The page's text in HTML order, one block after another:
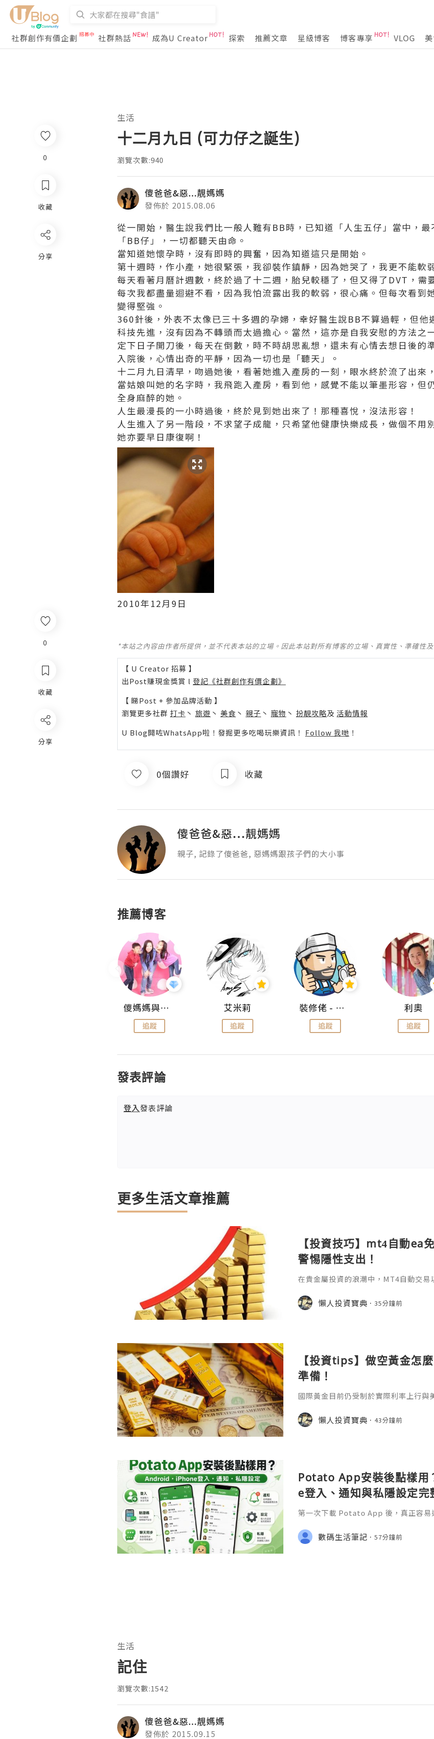
社群創作有價企劃 社群熱話 成為U Creator 探索 推薦文章 星級博客 博客專享 VLOG
0
收藏
分享
生活
十二月九日 (可力仔之誕生)
瀏覽次數:940
傻爸爸&惡...靚媽媽
發佈於 2015.08.06
從一開始，醫生說我們比一般人難有BB時，已知道「人生五仔」當中，
「BB仔」，一切都聽天由命。
當知道她懷孕時，沒有即時的興奮，因為知道這只是開始。
第十週時，作小產，她很緊張，我卻裝作鎮靜，因為她哭了，我更不能軟
每天看著月曆計週數，終於過了十二週，胎兒較穩了，但又得了DVT，需
每次我都盡量迴避不看，因為我怕流露出我的軟弱，很心痛。但每次看到
變得堅強。
360針後，外表不太像已三十多週的孕婦，幸好醫生說BB不算過輕，但他
科技先進，沒有因為不轉頭而太過擔心。當然，這亦是自我安慰的方法之
定下日子開刀後，每天在倒數，時不時胡思亂想，還未有心情去想日後的
入院後，心情出奇的平靜，因為一切也是「聽天」。
十二月九日清早，吻過她後，看著她進入產房的一刻，眼水終於流了出來
當姑娘叫她的名字時，我飛跑入產房，看到他，感覺不能以筆墨形容，但
全身麻醉的她。
人生最漫長的一小時過後，終於見到她出來了！那種喜悅，沒法形容！
人生進入了另一階段，不求望子成龍，只希望他健康快樂成長，做個不用
她亦要早日康復啊！
2010年12月9日
*本站之內容由作者所提供，並不代表本站的立場。因此本站對所有博客的立場、真實性、準確性
【 U Creator 招募 】
出Post賺現金獎賞 l 登記《社群創作有價企劃》
【 睇Post + 參加品牌活動 】
瀏覽更多社群 打卡 丶 旅遊 丶 美食 丶 親子 丶 寵物 丶 扮靚攻略及 活動情報
U Blog開咗WhatsApp啦！發掘更多吃喝玩樂資訊！ Follow 我哋 ！
0個讚好 收藏
傻爸爸&惡...靚媽媽
親子, 記錄了傻爸爸, 惡媽媽跟孩子們的大小事
推薦博客
儍媽媽與兩隻小魔怪之家
追蹤
艾米莉
追蹤
裝修佬 - 香港一站式網上裝修平台
追蹤
利奧
追蹤
發表評論
登入發表評論
更多生活文章推薦
【投資技巧】mt4自動ea
警惕隱性支出！
在貴金屬投資的浪潮中，MT4自動交
啟用這把"智能鑰匙"之前，一個最基礎
——mt4自動ea免費嗎？答案並非一句
懶人投資寶典 35分鐘前
【投資tips】做空黃金怎
準備！
國際黃金目前仍受制於實際利率上行
價，因此除非出現衝突明顯緩和或通脹
價在中軌下方運行的格局恐怕難以在短
懶人投資寶典 43分鐘前
Potato App安裝後點樣
e登入、通知與私隱設定完
第一次下載 Potato App 後，真正容易
收不到通知，以及私隱和帳號安全設定
數碼生活筆記 57分鐘前
0
收藏
分享
生活
記住
瀏覽次數:1542
傻爸爸&惡...靚媽媽
發佈於 2015.09.15